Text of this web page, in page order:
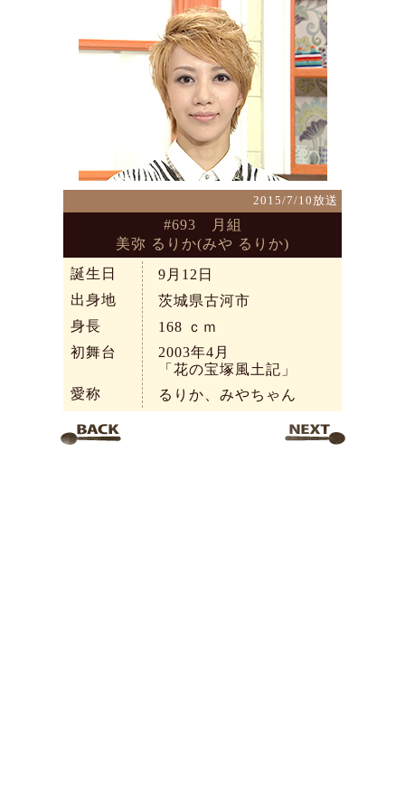
2015/7/10放送
#693 月組
美弥 るりか(みや るりか)
誕生日
9月12日
出身地
茨城県古河市
身長
168 ｃｍ
初舞台
2003年4月
「花の宝塚風土記」
愛称
るりか、みやちゃん